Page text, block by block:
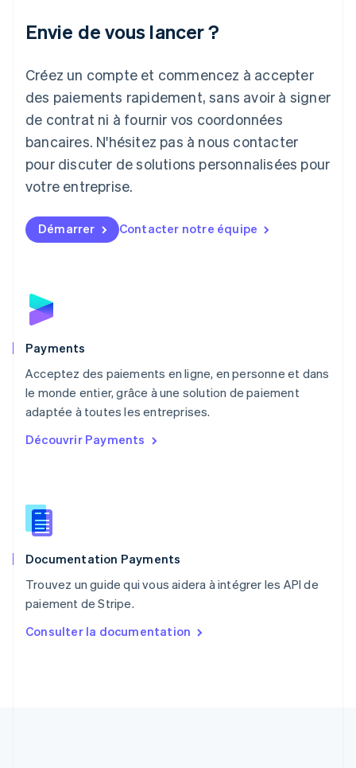
Envie de vous lancer ?
Créez un compte et commencez à accepter
des paiements rapidement, sans avoir à signer
de contrat ni à fournir vos coordonnées
bancaires. N'hésitez pas à nous contacter
pour discuter de solutions personnalisées pour
votre entreprise.
Démarrer Contacter notre équipe
Payments
Acceptez des paiements en ligne, en personne et dans
le monde entier, grâce à une solution de paiement
adaptée à toutes les entreprises.
Découvrir Payments
Documentation Payments
Trouvez un guide qui vous aidera à intégrer les API de
paiement de Stripe.
Consulter la documentation
Japon
Lettonie
English
Liechtenstein
DeutschEnglish
Lituanie
Luxembourg
FrançaisDeutschEnglish
English简体中文
Malte
Norvège
English
English
NederlandsEnglish
Pologne
English
PortuguêsEnglish
English
Roumanie
Royaume-Uni
Singapour
English 简体中文
English